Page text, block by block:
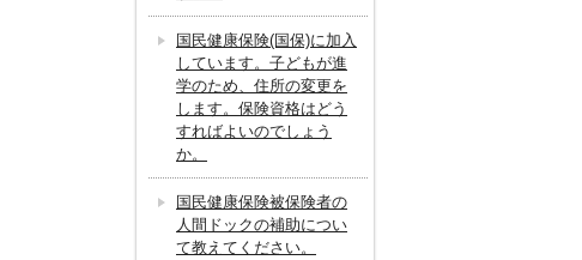
国民健康保険(国保)に加入
しています。子どもが進
学のため、住所の変更を
します。保険資格はどう
すればよいのでしょう
か。
国民健康保険被保険者の
人間ドックの補助につい
て教えてください。